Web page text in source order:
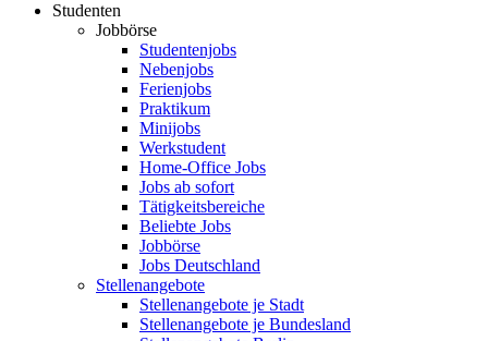
Studenten
Jobbörse
Studentenjobs
Nebenjobs
Ferienjobs
Praktikum
Minijobs
Werkstudent
Home-Office Jobs
Jobs ab sofort
Tätigkeitsbereiche
Beliebte Jobs
Jobbörse
Jobs Deutschland
Stellenangebote
Stellenangebote je Stadt
Stellenangebote je Bundesland